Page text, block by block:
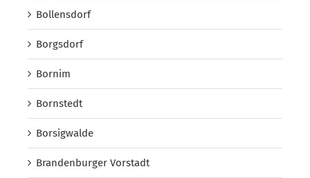
Bollensdorf
Borgsdorf
Bornim
Bornstedt
Borsigwalde
Brandenburger Vorstadt